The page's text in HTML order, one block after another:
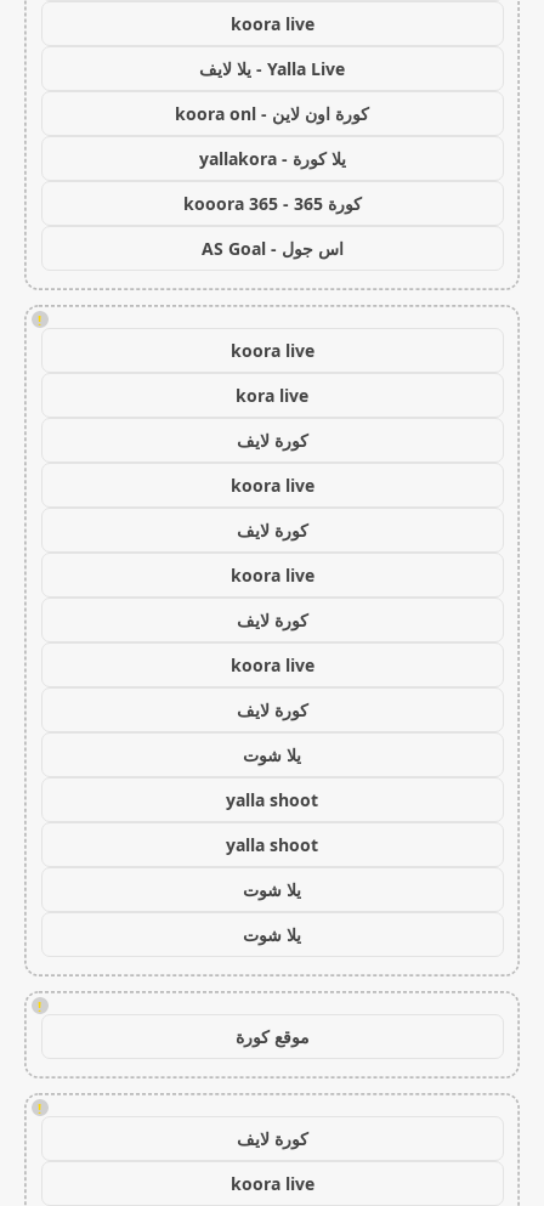
koora live
Yalla Live - يلا لايف
كورة اون لاين - koora onl
يلا كورة - yallakora
كورة 365 - kooora 365
اس جول - AS Goal
!
koora live
kora live
كورة لايف
koora live
كورة لايف
koora live
كورة لايف
koora live
كورة لايف
يلا شوت
yalla shoot
yalla shoot
يلا شوت
يلا شوت
!
موقع كورة
!
كورة لايف
koora live